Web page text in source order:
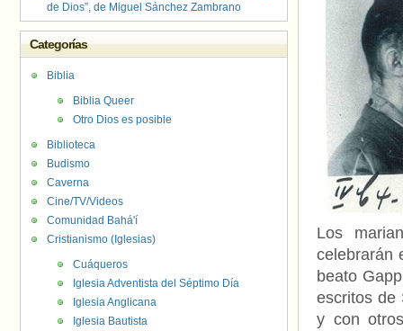
Los
celebrarán
beato
escritos de
y con
de Dios”, de Miguel Sánchez Zambrano
Categorías
Biblia
Biblia Queer
Otro Dios es posible
Biblioteca
Budismo
Caverna
Cine/TV/Videos
Comunidad Bahá'í
Cristianismo (Iglesias)
Cuáqueros
Iglesia Adventista del Séptimo Día
Iglesia Anglicana
Iglesia Bautista